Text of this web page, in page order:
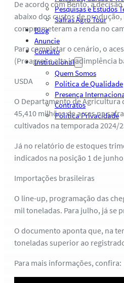
Pesquisas e Estudos
Safras Agro Tour
Blog
Anuncie
Contato
Institucional
Quem Somos
Política de Qualidade
Presença
Contratos
Política Privacidade
De acordo com Bento, a
abaixo dos custos de
comprometeram a renda no
Para completar o cenário, o
(Proagro) e alta inadimplência
USDA
O Departamento de Agricultura
45,410 milhões de acres na
cultivados na temporada 2024/
Já no relatório de estoques
indicados na posição 1 de
Importações brasileiras
O line-up, programação das
mil toneladas. Para julho, já se
O documento aponta que, na
toneladas superior ao
Para mais informações, confira: